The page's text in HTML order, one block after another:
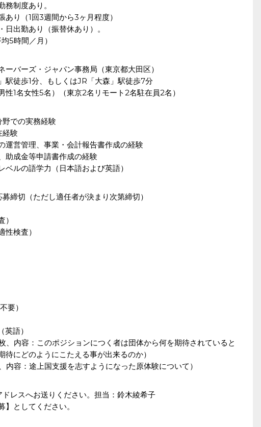
制度あり。
り（1回3週間から3ヶ月程度）
出勤あり（振替休あり）。
5時間／月）
バーズ・ジャパン事務局（東京都大田区）
徒歩1分、もしくはJR「大森」駅徒歩7分
性1名女性5名）（東京2名リモート2名駐在員2名）
野での実務経験
経験
運営管理、事業・会計報告書作成の経験
助成金等申請書作成の経験
ベルの語学力（日本語および英語）
締切（ただし適任者が決まり次第締切）
性検査）
要）
語）
、内容：このポジションにつく者は団体から何を期待されていると
にどのようにこたえる事が出来るのか）
内容：途上国支援を志すようになった原体験について）
レスへお送りください。担当：鈴木綾希子
としてください。